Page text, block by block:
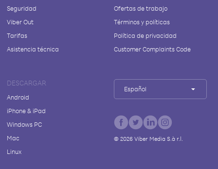
Seguridad
Viber Out
Tarifas
Asistencia técnica
Ofertas de trabajo
Términos y políticas
Política de privacidad
Customer Complaints Code
DESCARGAR
Android
iPhone & iPad
Windows PC
Mac
Linux
Español
© 2026Viber Media S.à r.l.